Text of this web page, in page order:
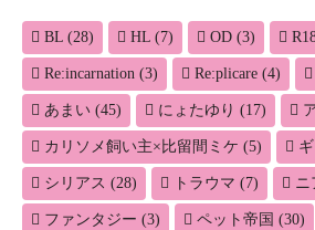
BL (28) HL (7) OD (3)
Re:incarnation (3) Re:plicare (4)
あまい (45) にょたゆり (17)
カリソメ飼い主×比留間ミケ (5)
シリアス (28) トラウマ (7) ニ
ファンタジー (3) ペット帝国 (30)